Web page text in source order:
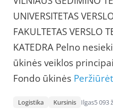
UNIVERSITETAS
FAKULTETAS VERSLO
KATEDRA Pelno
ūkinės veiklos
Fondo ūkinės
Logistika Kursinis Ilgas5 093